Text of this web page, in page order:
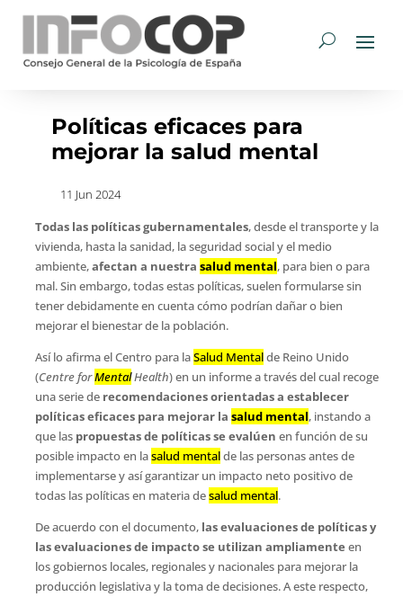
Políticas eficaces para
mejorar la salud mental
11 Jun 2024
Todas las políticas gubernamentales, desde el transporte y la
vivienda, hasta la sanidad, la seguridad social y el medio
ambiente,afectan a nuestra salud mental, para bien o para
mal. Sin embargo, todas estas políticas, suelen formularse sin
tener debidamente en cuenta cómo podrían dañar o bien
mejorar el bienestar de la población.
Así lo afirma el Centro para laSalud Mentalde Reino Unido
(Centre forMentalHealth) en un informe a través del cual recoge
una serie de recomendaciones orientadas a establecer
políticas eficaces para mejorar la salud mental, instando a
que las propuestas de políticas se evalúen en función de su
posible impacto en lasalud mentalde las personas antes de
implementarse y así garantizar un impacto neto positivo de
todas las políticas en materia desalud mental.
De acuerdo con el documento, las evaluaciones de políticas y
las evaluaciones de impacto se utilizan ampliamente en
los gobiernos locales, regionales y nacionales para mejorar la
producción legislativa y la toma de decisiones. A este respecto,